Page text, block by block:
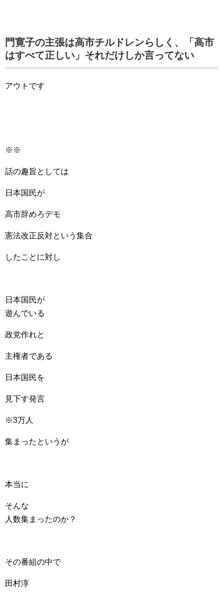
門寛子の主張は高市チルドレンらしく、「高市
はすべて正しい」それだけしか言ってない
アウトです
※※
話の趣旨としては
日本国民が
高市辞めろデモ
憲法改正反対という集合
したことに対し
日本国民が
遊んでいる
政党作れと
主権者である
日本国民を
見下す発言
※3万人
集まったというが
本当に
そんな
人数集まったのか？
その番組の中で
田村淳